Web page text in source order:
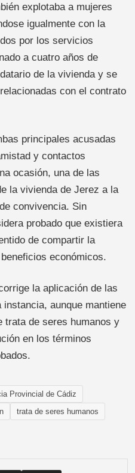
explotaba a mujeres
igualmente con la
por los servicios
a cuatro años de
de la vivienda y se
con el contrato
principales acusadas
y contactos
ocasión, una de las
la vivienda de Jerez a la
convivencia. Sin
probado que existiera
de compartir la
económicos.
la aplicación de las
aunque mantiene
trata de seres humanos y
en los términos
Provincial de Cádiz
trata de seres humanos